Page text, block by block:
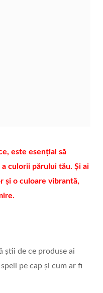
este esențial să
culorii părului tău. Și ai
și o culoare vibrantă,
ştii de ce produse ai
pe cap şi cum ar fi